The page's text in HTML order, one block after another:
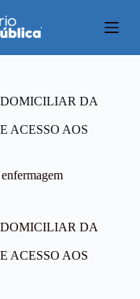
DA
ACESSO AOS
DA
ACESSO AOS